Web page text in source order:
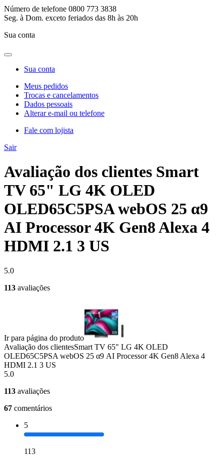
Número de telefone 0800 773 3838
Seg. à Dom. exceto feriados das 8h às 20h
Sua conta
Sua conta
Meus pedidos
Trocas e cancelamentos
Dados pessoais
Alterar e-mail ou telefone
Fale com lojista
Sair
Avaliação dos clientes Smart
TV 65" LG 4K OLED
OLED65C5PSA webOS 25 α9
AI Processor 4K Gen8 Alexa 4
HDMI 2.1 3 US
5.0
113 avaliações
Ir para página do produto
Avaliação dos clientesSmart TV 65" LG 4K OLED
OLED65C5PSA webOS 25 α9 AI Processor 4K Gen8 Alexa 4
HDMI 2.1 3 US
5.0
113 avaliações
67 comentários
5
113